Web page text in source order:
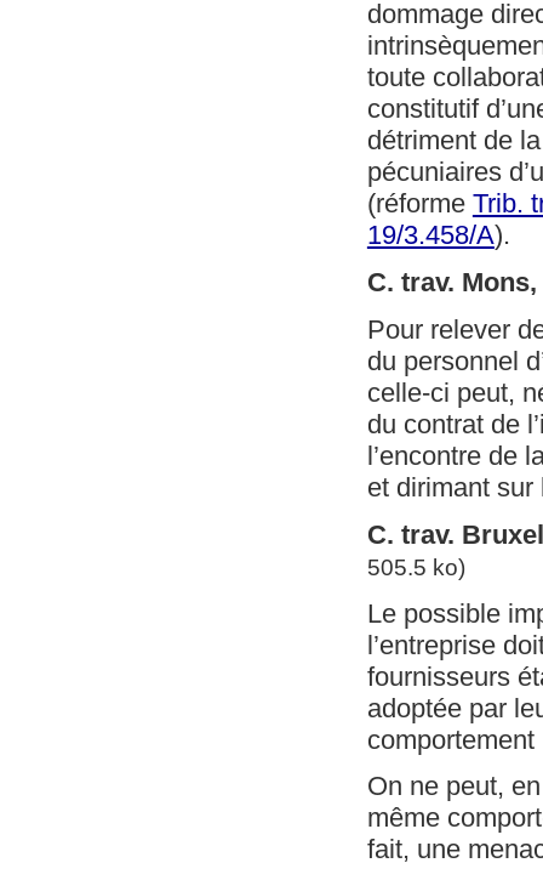
dommage
toute
constitutif
détriment de
pécuniaires
(réforme Trib.
19/3.458/A).
C. trav.
Pour relever
du personnel
celle-ci peut,
du contrat de
l’encontre de
et dirimant
C. trav.
505.5 ko)
Le possible
l’entreprise
fournisseurs
adoptée par
comportement
On ne peut,
même
fait, une